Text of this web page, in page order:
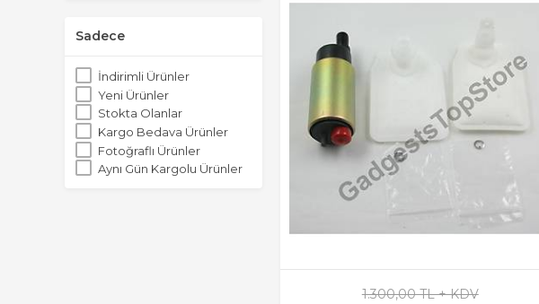
Sadece
İndirimli Ürünler
Yeni Ürünler
Stokta Olanlar
Kargo Bedava Ürünler
Fotoğraflı Ürünler
Aynı Gün Kargolu Ürünler
1.300,00 TL + KDV